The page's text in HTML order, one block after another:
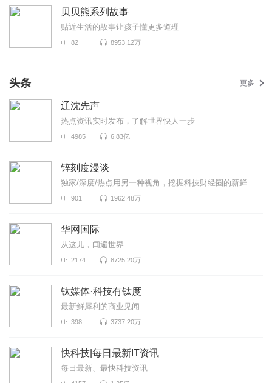
贝贝熊系列故事
贴近生活的故事让孩子懂更多道理
82 8953.12万
头条 更多
辽沈先声
热点资讯实时发布，了解世界快人一步
4985 6.83亿
锌刻度漫谈
独家/深度/热点用另一种视角，挖掘科技财经圈的新鲜事！《锌刻度漫谈》是锌刻度与喜马拉雅联合出品...
901 1962.48万
华网国际
从这儿，闻遍世界
2174 8725.20万
钛媒体·科技有钛度
最新鲜犀利的商业见闻
398 3737.20万
快科技|每日最新IT资讯
每日最新、最快科技资讯